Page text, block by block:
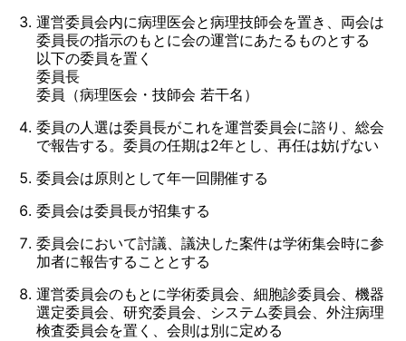
運営委員会内に病理医会と病理技師会を置き、両会は
委員長の指示のもとに会の運営にあたるものとする
以下の委員を置く
委員長
委員（病理医会・技師会 若干名）
委員の人選は委員長がこれを運営委員会に諮り、総会
で報告する。委員の任期は2年とし、再任は妨げない
委員会は原則として年一回開催する
委員会は委員長が招集する
委員会において討議、議決した案件は学術集会時に参
加者に報告することとする
運営委員会のもとに学術委員会、細胞診委員会、機器
選定委員会、研究委員会、システム委員会、外注病理
検査委員会を置く、会則は別に定める